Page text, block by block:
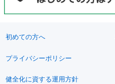
初めての方へ
プライバシーポリシー
健全化に資する運用方針